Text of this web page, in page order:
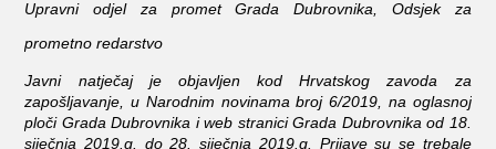
Upravni odjel za promet Grada Dubrovnika, Odsjek za
prometno redarstvo
Javni natječaj je objavljen kod Hrvatskog zavoda za
zapošljavanje, u Narodnim novinama broj 6/2019, na oglasnoj
ploči Grada Dubrovnika i web stranici Grada Dubrovnika od 18.
siječnja 2019.g. do 28. siječnja 2019.g. Prijave su se trebale